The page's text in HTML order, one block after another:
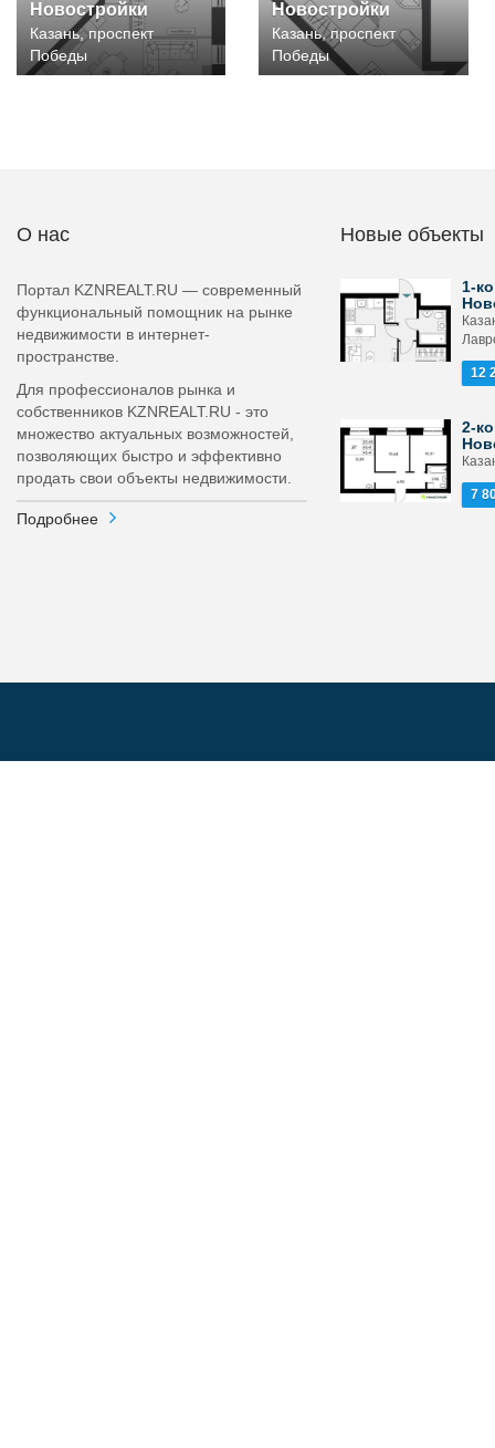
Новостройки
Казань, проспект
Победы
Новостройки
Казань, проспект
Победы
О нас
Портал KZNREALT.RU — современный
функциональный помощник на рынке
недвижимости в интернет-
пространстве.
Для профессионалов рынка и
собственников KZNREALT.RU - это
множество актуальных возможностей,
позволяющих быстро и эффективно
продать свои объекты недвижимости.
Подробнее
Новые объекты
1-
12
2-
7